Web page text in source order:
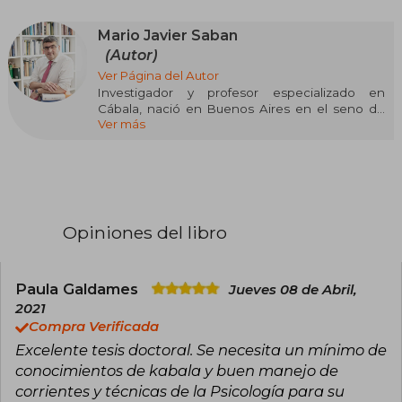
Mario Javier Saban
(Autor)
Ver Página del Autor
Investigador y profesor especializado en
Cábala, nació en Buenos Aires en el seno de
una familia sefardí, descendiente de los judíos
Teología y Matemática Aplicada.
en el estudio de la historia y el pensamiento
trabajo en la Cábala, la espiritualidad mística del
judaísmo. Su especialidad radica en la aplicación
práctica de la Cábala, explorando su influencia
en la psicología, el desarrollo personal y la
espiritualidad del ser humano.
Ver más
Opiniones del libro
Paula Galdames
Jueves 08 de Abril,
2021
Compra Verificada
Excelente tesis doctoral. Se necesita un mínimo de
conocimientos de kabala y buen manejo de
corrientes y técnicas de la Psicología para su